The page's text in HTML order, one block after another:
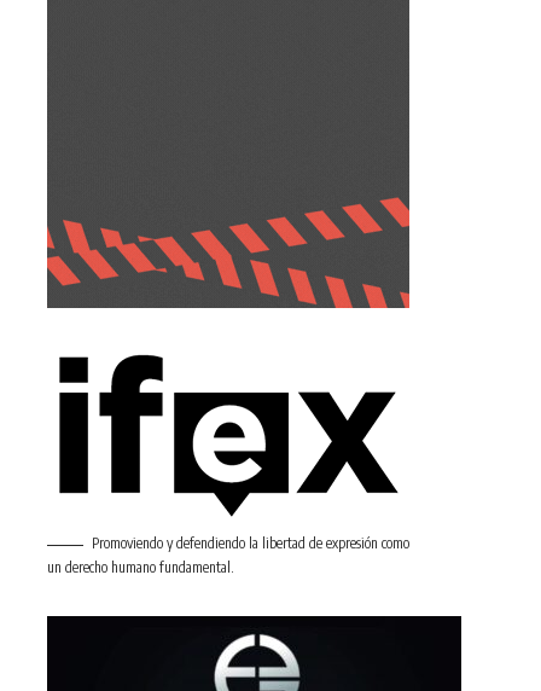
Promoviendo y defendiendo la libertad de expresión como
un derecho humano fundamental.